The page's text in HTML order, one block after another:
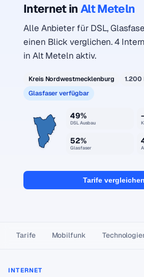
Internet inAlt Meteln
Alle Anbieter für DSL,
einen Blick verglichen. 4
in Alt Meteln aktiv.
Kreis Nordwestmecklenburg
1.200
Glasfaser verfügbar
49%
DSL Ausbau
52%
Glasfaser
Tarife vergleichen
Tarife Mobilfunk
INTERNET